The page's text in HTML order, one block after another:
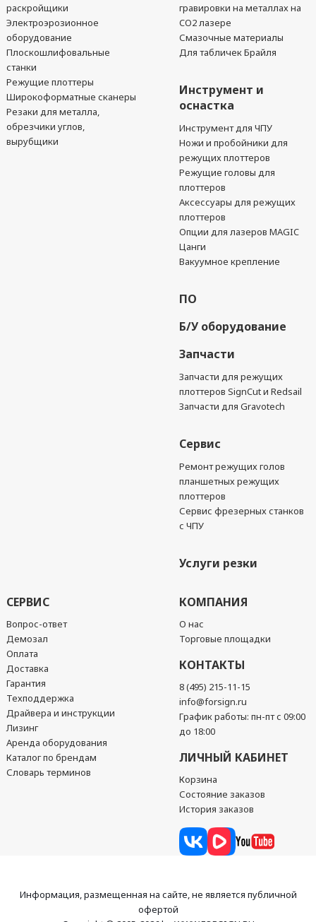
раскройщики
Электроэрозионное
оборудование
Плоскошлифовальные
станки
Режущие плоттеры
Широкоформатные сканеры
Резаки для металла,
обрезчики углов,
вырубщики
гравировки на металлах на
CO2 лазере
Смазочные материалы
Для табличек Брайля
Инструмент и
оснастка
Инструмент для ЧПУ
Ножи и пробойники для
режущих плоттеров
Режущие головы для
плоттеров
Аксессуары для режущих
плоттеров
Опции для лазеров MAGIC
Цанги
Вакуумное крепление
ПО
Б/У оборудование
Запчасти
Запчасти для режущих
плоттеров SignCut и Redsail
Запчасти для Gravotech
Сервис
Ремонт режущих голов
планшетных режущих
плоттеров
Сервис фрезерных станков
с ЧПУ
Услуги резки
СЕРВИС
Вопрос-ответ
Демозал
Оплата
Доставка
Гарантия
Техподдержка
Драйвера и инструкции
Лизинг
Аренда оборудования
Каталог по брендам
Словарь терминов
КОМПАНИЯ
О нас
Торговые площадки
КОНТАКТЫ
8 (495) 215-11-15
info@forsign.ru
График работы: пн-пт с 09:00
до 18:00
ЛИЧНЫЙ КАБИНЕТ
Корзина
Состояние заказов
История заказов
Информация, размещенная на сайте, не является публичной
офертой